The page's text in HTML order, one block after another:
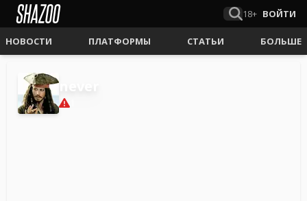
18+ ВОЙТИ
НОВОСТИ ПЛАТФОРМЫ СТАТЬИ БОЛЬШЕ